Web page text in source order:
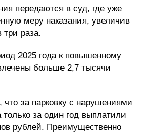
передаются в суд, где уже
меру наказания, увеличив
раза.
2025 года к повышенному
больше 2,7 тысячи
за парковку с нарушениями
только за один год выплатили
рублей. Преимущественно